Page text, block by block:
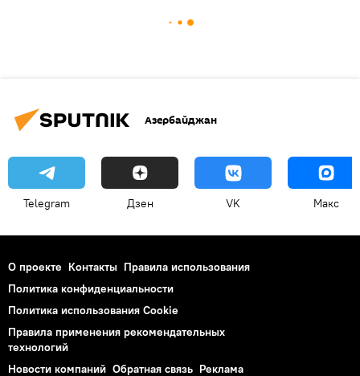
Азербайджан
Telegram Дзен VK Макс
О проекте Контакты Правила использования
Политика конфиденциальности
Политика использования Cookie
Правила применения рекомендательных
технологий
Новости компаний Обратная связь Реклама